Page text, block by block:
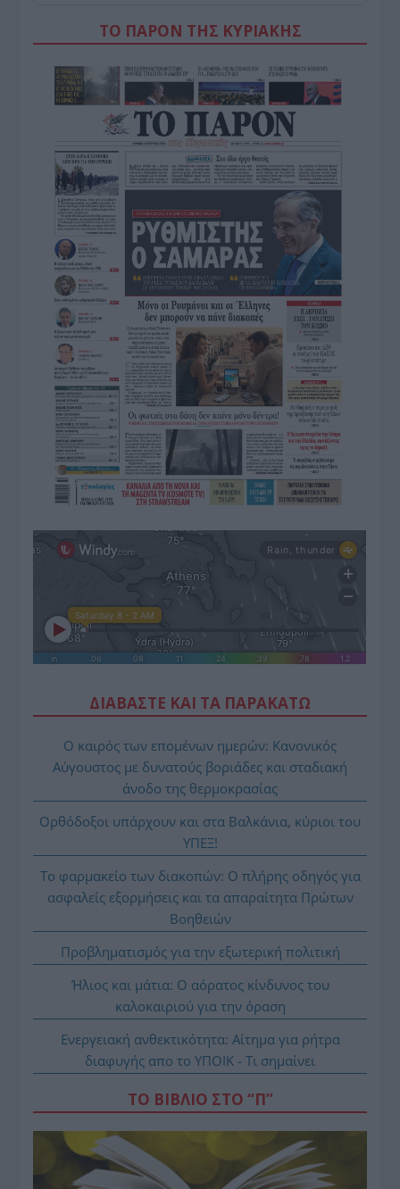
ΤΟ ΠΑΡΟΝ ΤΗΣ ΚΥΡΙΑΚΗΣ
ΔΙΑΒΑΣΤΕ ΚΑΙ ΤΑ ΠΑΡΑΚΑΤΩ
Ο καιρός των επομένων ημερών: Κανονικός
Αύγουστος με δυνατούς βοριάδες και σταδιακή
άνοδο της θερμοκρασίας
Ορθόδοξοι υπάρχουν και στα Βαλκάνια, κύριοι του
ΥΠΕΞ!
Το φαρμακείο των διακοπών: Ο πλήρης οδηγός για
ασφαλείς εξορμήσεις και τα απαραίτητα Πρώτων
Βοηθειών
Προβληματισμός για την εξωτερική πολιτική
Ήλιος και μάτια: Ο αόρατος κίνδυνος του
καλοκαιριού για την όραση
Ενεργειακή ανθεκτικότητα: Αίτημα για ρήτρα
διαφυγής απο το ΥΠΟΙΚ - Τι σημαίνει
ΤΟ ΒΙΒΛΙΟ ΣΤΟ “Π”